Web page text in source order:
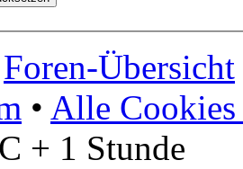
Foren-Übersicht
• Alle Cookies
+ 1 Stunde